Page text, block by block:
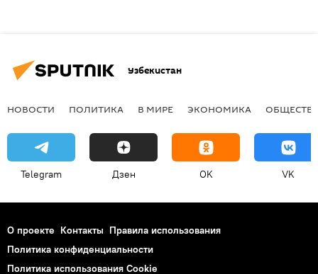
Узбекистан
НОВОСТИ ПОЛИТИКА В МИРЕ ЭКОНОМИКА
Telegram Дзен OK VK
О проекте Контакты Правила использования
Политика конфиденциальности
Политика использования Cookie